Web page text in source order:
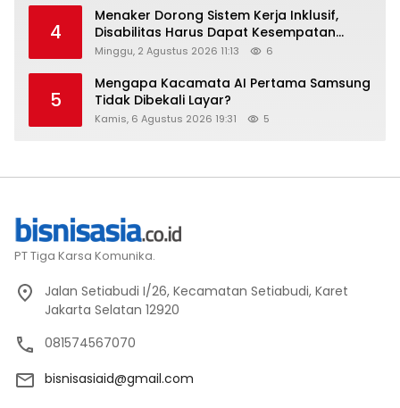
4
Menaker Dorong Sistem Kerja Inklusif,
Disabilitas Harus Dapat Kesempatan
Setara
Minggu, 2 Agustus 2026 11:13 6
5
Mengapa Kacamata AI Pertama Samsung
Tidak Dibekali Layar?
Kamis, 6 Agustus 2026 19:31 5
PT Tiga Karsa Komunika.
Jalan Setiabudi I/26, Kecamatan Setiabudi, Karet
Jakarta Selatan 12920
081574567070
bisnisasiaid@gmail.com